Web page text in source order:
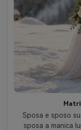
Sposa e sposo
sposa a manica